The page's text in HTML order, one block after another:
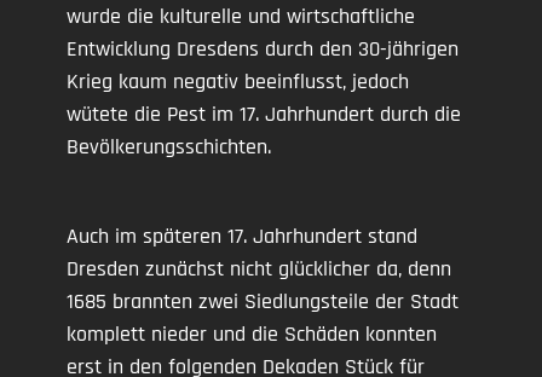
wurde die kulturelle und wirtschaftliche
Entwicklung Dresdens durch den 30-jährigen
Krieg kaum negativ beeinflusst, jedoch
wütete die Pest im 17. Jahrhundert durch die
Bevölkerungsschichten.
Auch im späteren 17. Jahrhundert stand
Dresden zunächst nicht glücklicher da, denn
1685 brannten zwei Siedlungsteile der Stadt
komplett nieder und die Schäden konnten
erst in den folgenden Dekaden Stück für